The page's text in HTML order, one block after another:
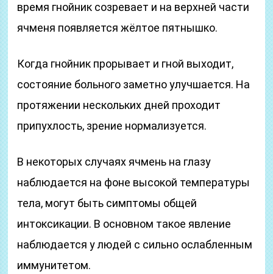
время гнойник созревает и на верхней части
ячменя появляется жёлтое пятнышко.
Когда гнойник прорывает и гной выходит,
состояние больного заметно улучшается. На
протяжении нескольких дней проходит
припухлость, зрение нормализуется.
В некоторых случаях ячмень на глазу
наблюдается на фоне высокой температуры
тела, могут быть симптомы общей
интоксикации. В основном такое явление
наблюдается у людей с сильно ослабленным
иммунитетом.